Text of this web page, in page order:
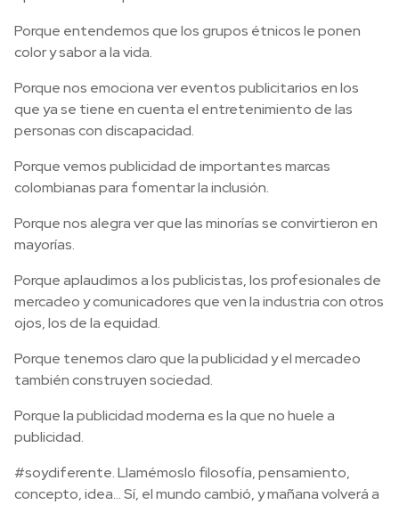
Porque entendemos que los grupos étnicos le ponen
color y sabor a la vida.
Porque nos emociona ver eventos publicitarios en los
que ya se tiene en cuenta el entretenimiento de las
personas con discapacidad.
Porque vemos publicidad de importantes marcas
colombianas para fomentar la inclusión.
Porque nos alegra ver que las minorías se convirtieron en
mayorías.
Porque aplaudimos a los publicistas, los profesionales de
mercadeo y comunicadores que ven la industria con otros
ojos, los de la equidad.
Porque tenemos claro que la publicidad y el mercadeo
también construyen sociedad.
Porque la publicidad moderna es la que no huele a
publicidad.
#soydiferente. Llamémoslo filosofía, pensamiento,
concepto, idea… Sí, el mundo cambió, y mañana volverá a